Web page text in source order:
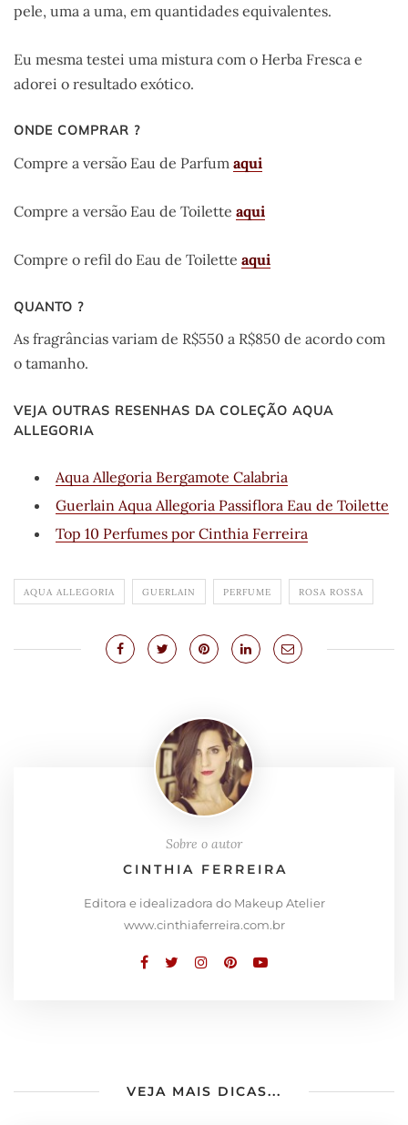
pele, uma a uma, em quantidades equivalentes.
Eu mesma testei uma mistura com o Herba Fresca e
adorei o resultado exótico.
ONDE COMPRAR ?
Compre a versão Eau de Parfum aqui
Compre a versão Eau de Toilette aqui
Compre o refil do Eau de Toilette aqui
QUANTO ?
As fragrâncias variam de R$550 a R$850 de acordo com
o tamanho.
VEJA OUTRAS RESENHAS DA COLEÇÃO AQUA
ALLEGORIA
Aqua Allegoria Bergamote Calabria
Guerlain Aqua Allegoria Passiflora Eau de Toilette
Top 10 Perfumes por Cinthia Ferreira
AQUA ALLEGORIA GUERLAIN PERFUME ROSA ROSSA
Sobre o autor
CINTHIA FERREIRA
Editora e idealizadora do Makeup Atelier
www.cinthiaferreira.com.br
VEJA MAIS DICAS...